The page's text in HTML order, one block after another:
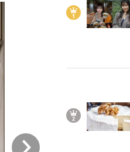
悲しい」『北の国から』倉本聰